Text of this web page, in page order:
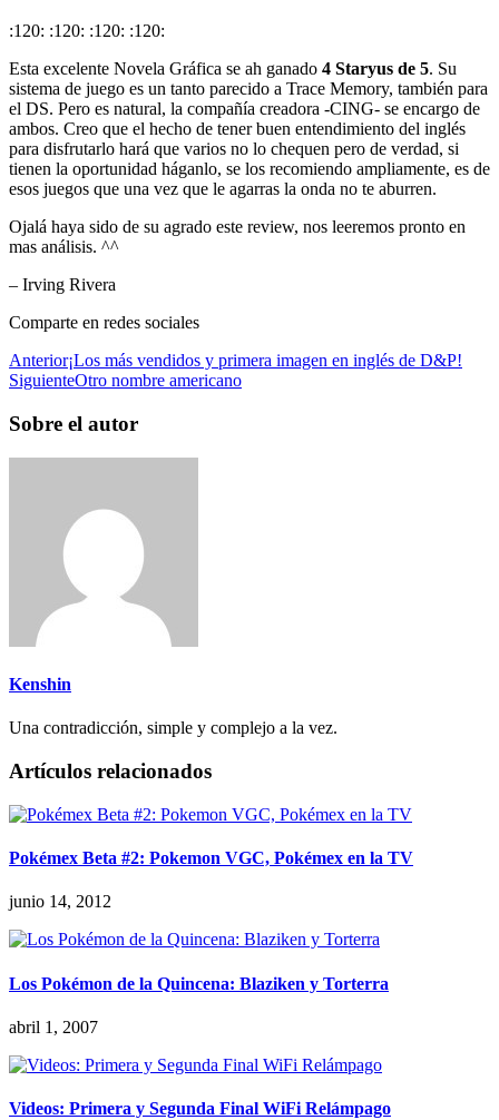
:120: :120: :120: :120:
Esta excelente Novela Gráfica se ah ganado 4 Staryus de 5. Su
sistema de juego es un tanto parecido a Trace Memory, también para
el DS. Pero es natural, la compañía creadora -CING- se encargo de
ambos. Creo que el hecho de tener buen entendimiento del inglés
para disfrutarlo hará que varios no lo chequen pero de verdad, si
tienen la oportunidad háganlo, se los recomiendo ampliamente, es de
esos juegos que una vez que le agarras la onda no te aburren.
Ojalá haya sido de su agrado este review, nos leeremos pronto en
mas análisis. ^^
– Irving Rivera
Comparte en redes sociales
Anterior¡Los más vendidos y primera imagen en inglés de D&P!
SiguienteOtro nombre americano
Sobre el autor
Kenshin
Una contradicción, simple y complejo a la vez.
Artículos relacionados
Pokémex Beta #2: Pokemon VGC, Pokémex en la TV
junio 14, 2012
Los Pokémon de la Quincena: Blaziken y Torterra
abril 1, 2007
Videos: Primera y Segunda Final WiFi Relámpago